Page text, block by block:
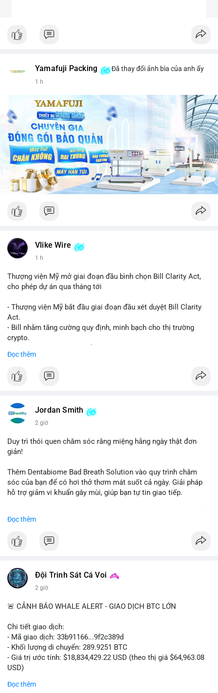
Yamafuji Packing Đã thay đổi ảnh bìa của anh ấy
1 h
Vlike Wire
1 h
Thượng viện Mỹ mở giai đoạn đầu bình chọn Bill Clarity Act,
cho phép dự án qua tháng tới
- Thượng viện Mỹ bắt đầu giai đoạn đầu xét duyệt Bill Clarity
Act.
- Bill nhằm tăng cường quy định, minh bạch cho thị trường
crypto.
- Bill có thể ảnh hưởng pháp lý, hoạt động của các đồng tiền kỹ
$btc $eth
#vlikevn #titanbot
Đọc thêm
Jordan Smith
2 giờ
Duy trì thói quen chăm sóc răng miệng hằng ngày thật đơn
giản!
Thêm Dentabiome Bad Breath Solution vào quy trình chăm
sóc của bạn để có hơi thở thơm mát suốt cả ngày. Giải pháp
hỗ trợ giảm vi khuẩn gây mùi, giúp bạn tự tin giao tiếp.
lớn cho nụ cười khỏe mạnh.
#dentabiome #badbreathsolution
Đọc thêm
Đội Trinh Sát Cá Voi
2 giờ
🚨 CẢNH BÁO WHALE ALERT - GIAO DỊCH BTC LỚN
Chi tiết giao dịch:
- Mã giao dịch: 33b91166...9f2c389d
- Khối lượng di chuyển: 289.9251 BTC
- Giá trị ước tính: $18,834,429.22 USD (theo thị giá $64,963.08
USD)
Đọc thêm